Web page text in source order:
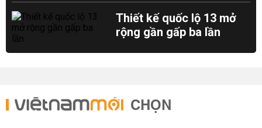
Thiết kế quốc lộ 13 mở
rộng gần gấp ba lần
CHỌN